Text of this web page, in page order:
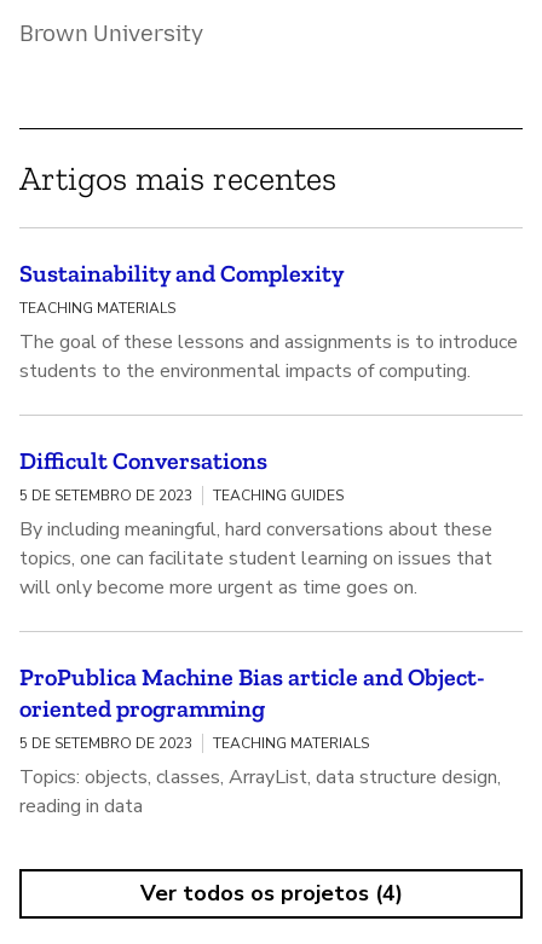
Brown University
Artigos mais recentes
Sustainability and Complexity
TEACHING MATERIALS
The goal of these lessons and assignments is to introduce
students to the environmental impacts of computing.
Difficult Conversations
5 DE SETEMBRO DE 2023 TEACHING GUIDES
By including meaningful, hard conversations about these
topics, one can facilitate student learning on issues that
will only become more urgent as time goes on.
ProPublica Machine Bias article and Object-
oriented programming
5 DE SETEMBRO DE 2023 TEACHING MATERIALS
Topics: objects, classes, ArrayList, data structure design,
reading in data
Ver todos os projetos (4)